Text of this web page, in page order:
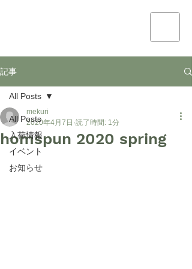
記事
All Posts
入荷情報
イベント
お知らせ
All Posts
homspun 2020 spring
mekuri
2020年4月7日 読了時間: 1分